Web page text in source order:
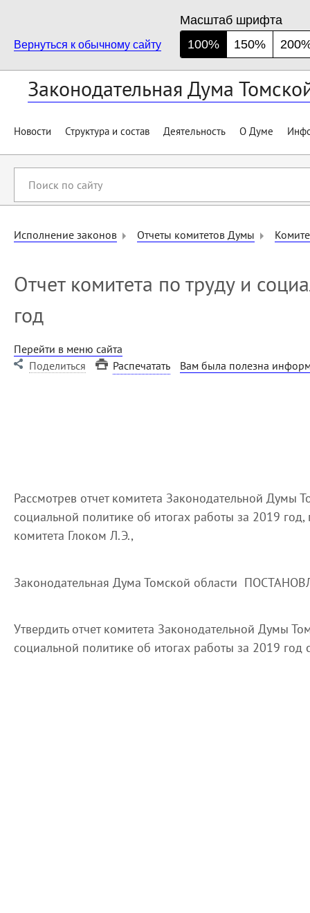
Вернуться к обычному сайту
Масштаб шрифта
100%
150%
Законодательная Дума
Новости Структура и состав Деятельность О Думе
сайту
Исполнение законов
Отчеты комитетов Думы
Отчет комитета по труду и
год
Перейти в меню сайта
Поделиться
Распечатать Вам была полезна
Рассмотрев отчет комитета Законодательной Думы
социальной политике об итогах работы за 2019
комитета Глоком Л.Э.,
Законодательная Дума Томской области
Утвердить отчет комитета Законодательной Думы
социальной политике об итогах работы за 2019